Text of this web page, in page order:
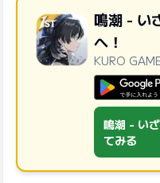
鳴潮 - い
へ！
KURO
鳴潮 - い
てみる